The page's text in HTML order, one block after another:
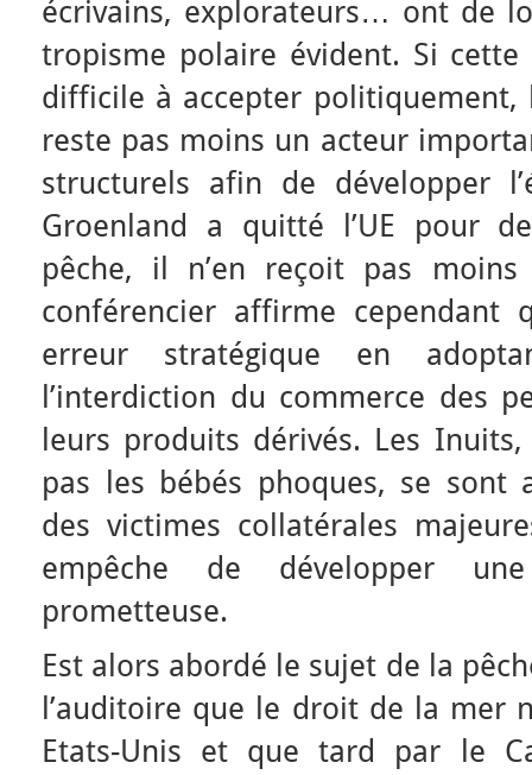
écrivains, explorateurs… ont de
tropisme polaire évident. Si
difficile à accepter politiquement,
reste pas moins un acteur
structurels afin de développer
Groenland a quitté l’UE pour
pêche, il n’en reçoit pas
conférencier affirme cependant
erreur stratégique en
l’interdiction du commerce des
leurs produits dérivés. Les
pas les bébés phoques, se sont
des victimes collatérales
empêche de développer
prometteuse.
Est alors abordé le sujet de la
l’auditoire que le droit de la mer
Etats-Unis et que tard par le